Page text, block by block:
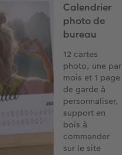
Calendrier
photo de
bureau
12 cartes
photo, une par
mois et 1 page
de garde à
personnaliser,
support en
bois à
commander
sur le site